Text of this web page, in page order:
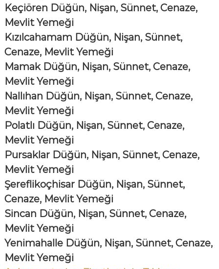
Keçiören Düğün, Nişan, Sünnet, Cenaze,
Mevlit Yemeği
Kızılcahamam Düğün, Nişan, Sünnet,
Cenaze, Mevlit Yemeği
Mamak Düğün, Nişan, Sünnet, Cenaze,
Mevlit Yemeği
Nallıhan Düğün, Nişan, Sünnet, Cenaze,
Mevlit Yemeği
Polatlı Düğün, Nişan, Sünnet, Cenaze,
Mevlit Yemeği
Pursaklar Düğün, Nişan, Sünnet, Cenaze,
Mevlit Yemeği
Şereflikoçhisar Düğün, Nişan, Sünnet,
Cenaze, Mevlit Yemeği
Sincan Düğün, Nişan, Sünnet, Cenaze,
Mevlit Yemeği
Yenimahalle Düğün, Nişan, Sünnet, Cenaze,
Mevlit Yemeği